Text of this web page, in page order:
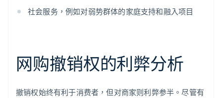
社会服务，例如对弱势群体的家庭支持和融入项目
网购撤销权的利弊分析
撤销权始终有利于消费者，但对商家则利弊参半。尽管有